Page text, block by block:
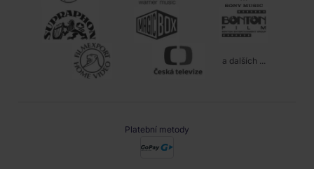
a dalších ...
Platební metody